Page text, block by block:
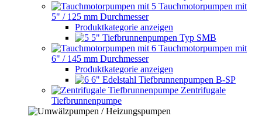
Tauchmotorpumpen mit
5" / 125 mm Durchmesser
Produktkategorie anzeigen
5" Tiefbrunnenpumpen Typ SMB
Tauchmotorpumpen mit
6" / 145 mm Durchmesser
Produktkategorie anzeigen
6" Edelstahl Tiefbrunnenpumpen B-SP
Zentrifugale
Tiefbrunnenpumpe